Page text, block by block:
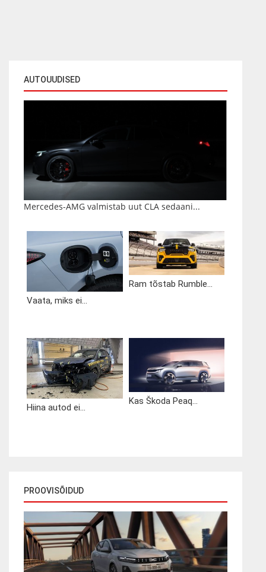
AUTOUUDISED
Mercedes-AMG valmistab uut CLA sedaani...
Vaata, miks ei...
Ram tõstab Rumble...
Hiina autod ei...
Kas Škoda Peaq...
PROOVISÕIDUD